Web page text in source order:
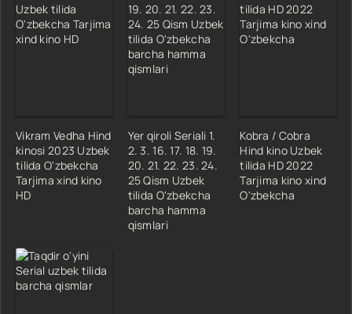
Vikram Vedha Hind
kinosi 2023 Uzbek
tilida O'zbekcha
Tarjima xind kino
HD
Yer qiroli Seriali 1.
2. 3. 16. 17. 18. 19.
20. 21. 22. 23. 24.
25 Qism Uzbek
tilida O'zbekcha
barcha hamma
qismlari
Kobra / Cobra
Hind kino Uzbek
tilida HD 2022
Tarjima kino xind
O'zbekcha